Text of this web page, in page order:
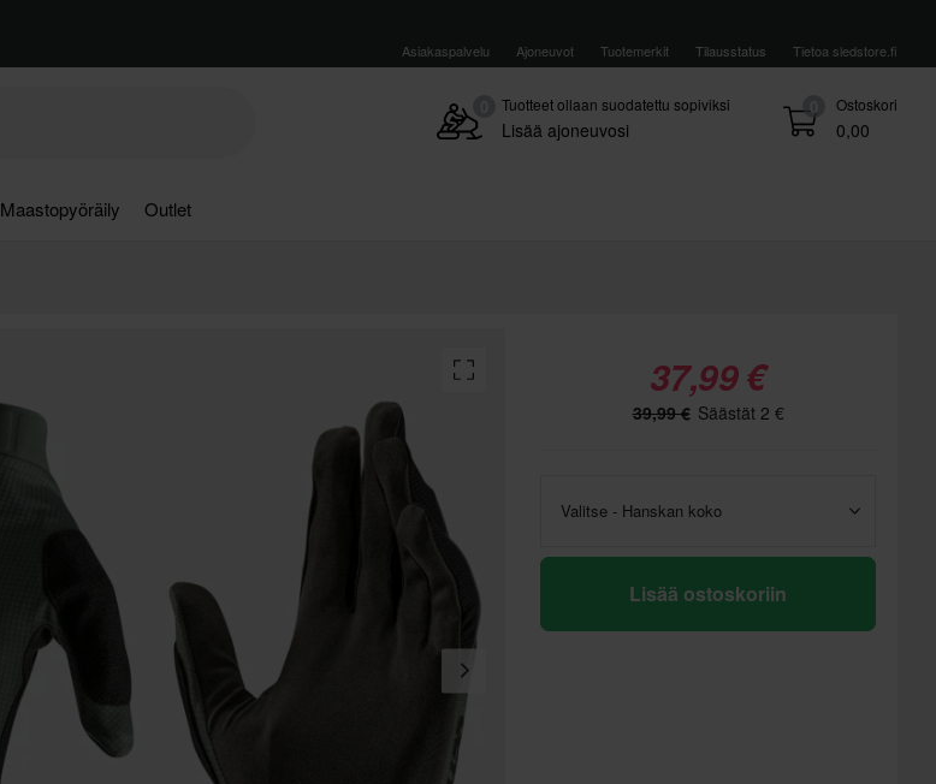
Asiakaspalvelu Ajoneuvot Tuotemerkit Tilausstatus Tietoa sledstore.fi
0 Ostoskori
0,00
Tuotteet ollaan suodatettu sopiviksi
Lisää ajoneuvosi
Maastopyöräily Outlet
37,99 €
39,99 € Säästät 2 €
Valitse - Hanskan koko
Lisää ostoskoriin